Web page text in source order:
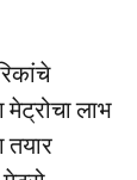
लाभ
तयार